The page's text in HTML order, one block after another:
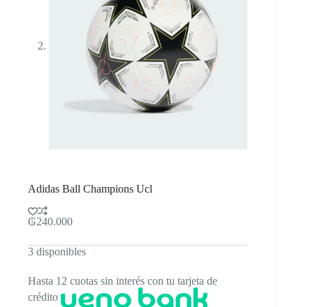
Adidas Ball Champions Ucl
₲240.000
3 disponibles
Hasta 12 cuotas sin interés con tu tarjeta de
crédito